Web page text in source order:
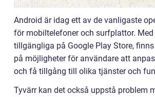
Android är idag ett av de vanligaste
för mobiltelefoner och surfplattor.
tillgängliga på Google Play Store,
på möjligheter för användare att
och få tillgång till olika tjänster och
Tyvärr kan det också uppstå problem